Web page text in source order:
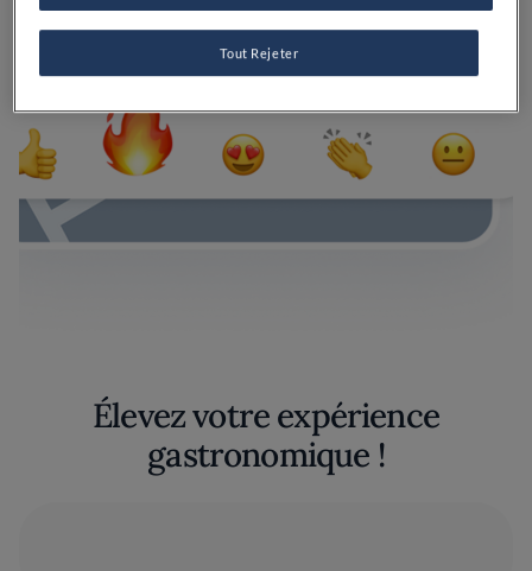
Élevez votre expérience
gastronomique !
Tout Rejeter